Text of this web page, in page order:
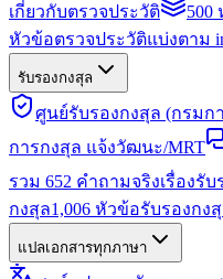
เกี่ยวกับตรวจประวัติ
500
หัวข้อตรวจประวัติแบ่งตาม
รับรองกงสุล
ศูนย์รับรองกงสุล (กรมก
การกงสุล แจ้งวัฒนะ/MRT
รวม 652 คำถามจริงเรื่องรับ
กงสุล1,006 หัวข้อรับรองกง
แปลเอกสารทุกภาษา